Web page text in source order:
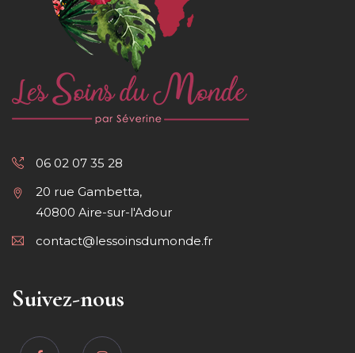
06 02 07 35 28
20 rue Gambetta,
40800 Aire-sur-l'Adour
contact@lessoinsdumonde.fr
Suivez-nous